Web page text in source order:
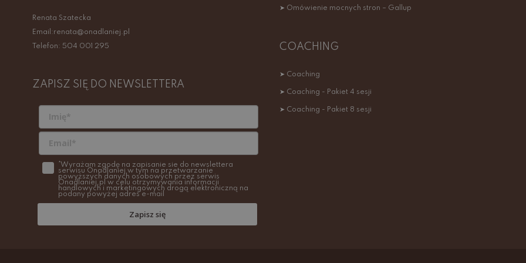
Renata Szatecka
Email:renata@onadlaniej.pl
Telefon: 504 001 295
ZAPISZ SIĘ DO NEWSLETTERA
*Wyrażam zgodę na zapisanie sie do newslettera
serwisu Onadlaniej w tym na przetwarzanie
powyższych danych osobowych przez serwis
Onadlaniej.pl w celu otrzymywania informacji
handlowych i marketingowych drogą elektroniczną na
podany powyżej adres e-mail
Zapisz się
➤ Omówienie mocnych stron – Gallup
COACHING
➤ Coaching
➤ Coaching - Pakiet 4 sesji
➤ Coaching - Pakiet 8 sesji